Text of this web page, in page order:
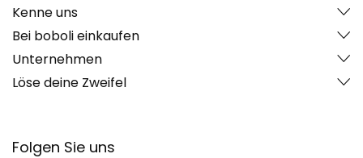
Folgen Sie uns
Kenne uns
Bei boboli einkaufen
Unternehmen
Löse deine Zweifel